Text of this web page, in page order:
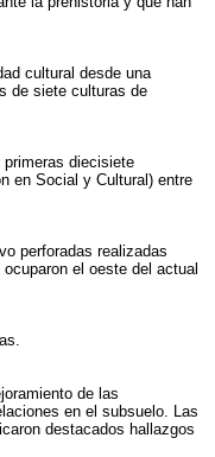
cultural desde una
de siete culturas de
diecisiete
en Social y Cultural) entre
perforadas realizadas
el oeste del actual
de las
en el subsuelo. Las
destacados hallazgos